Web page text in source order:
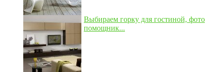
Выбираем горку для гостиной, фото
помощник...